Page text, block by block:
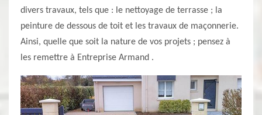
divers travaux, tels que : le nettoyage de terrasse ; la
peinture de dessous de toit et les travaux de maçonnerie.
Ainsi, quelle que soit la nature de vos projets ; pensez à
les remettre à Entreprise Armand .